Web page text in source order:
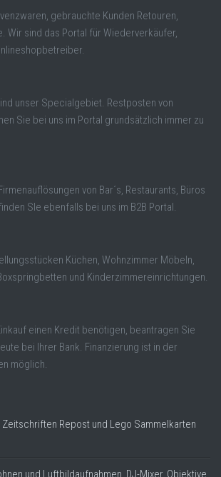
gebrauchte Kunden Retouren,
Wir sind das Portal für Wiederverkäufer,
unser Specialgebiet. Restposten von
Sie bei uns im Portal grundsätzlich immer zu
von Bar´s, Restaurants, Büros
SIe ebenfalls bei uns im B2B Portal.
Küchen, Wohnzimmer Möbeln,
und Kinderzimmereinrichtungen.
einen Kredit benötigen, beantragen Sie
bei Ihrer Bank. Finanzierung ist in der
möglich.
Repost und Lego Sammelkarten
und Luftbildaufnahmen, DJ-Mixer, Objektive,